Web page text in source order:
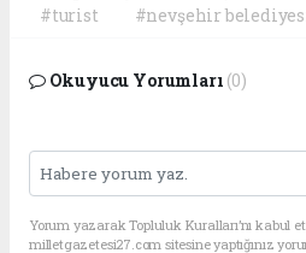
#turist
#nevşehir
Okuyucu Yorumları (0)
Yorum yazarak Topluluk Kuralları’nı kabul
milletgazetesi27.com sitesine yaptığınız